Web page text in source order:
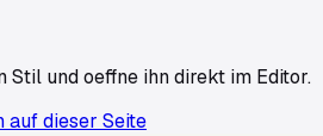
Stil und oeffne ihn direkt im Editor.
auf dieser Seite